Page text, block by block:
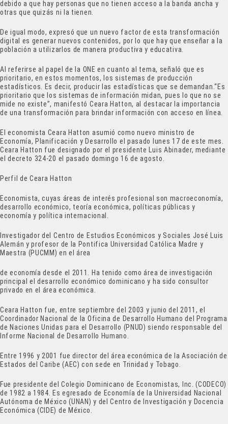
debido a que hay personas que no tienen acceso a la banda ancha y
otras que quizás ni la tienen.
De igual modo, expresó que un nuevo factor de esta transformación
digital es generar nuevos contenidos, por lo que hay que enseñar a la
población a utilizarlos de manera productiva y educativa.
Al referirse al papel de la ONE en cuanto al tema, señaló que es
prioritario, en estos momentos, los sistemas de producción
estadísticos. Es decir, producir las estadísticas que se demandan.“Es
prioritario que los sistemas de información midan, pues lo que no se
mide no existe”, manifestó Ceara Hatton, al destacar la importancia
de una transformación para brindar información con acceso en línea.
El economista Ceara Hatton asumió como nuevo ministro de
Economía, Planificación y Desarrollo el pasado lunes 17 de este mes.
Ceara Hatton fue designado por el presidente Luis Abinader, mediante
el decreto 324-20 el pasado domingo 16 de agosto.
Perfil de Ceara Hatton
Economista, cuyas áreas de interés profesional son macroeconomía,
desarrollo económico, teoría económica, políticas públicas y
economía y política internacional.
Investigador del Centro de Estudios Económicos y Sociales José Luis
Alemán y profesor de la Pontifica Universidad Católica Madre y
Maestra (PUCMM) en el área
de economía desde el 2011. Ha tenido como área de investigación
principal el desarrollo económico dominicano y ha sido consultor
privado en el área económica.
Ceara Hatton fue, entre septiembre del 2003 y junio del 2011, el
Coordinador Nacional de la Oficina de Desarrollo Humano del Programa
de Naciones Unidas para el Desarrollo (PNUD) siendo responsable del
Informe Nacional de Desarrollo Humano.
Entre 1996 y 2001 fue director del área económica de la Asociación de
Estados del Caribe (AEC) con sede en Trinidad y Tobago.
Fue presidente del Colegio Dominicano de Economistas, Inc. (CODECO)
de 1982 a 1984. Es egresado de Economía de la Universidad Nacional
Autónoma de México (UNAN) y del Centro de Investigación y Docencia
Económica (CIDE) de México.